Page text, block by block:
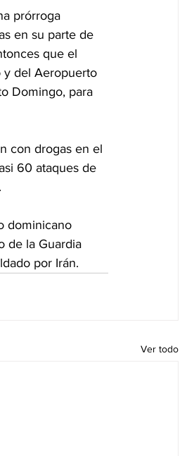
prórroga
en su parte de
que el
y del Aeropuerto
Domingo, para
con drogas en el
60 ataques de
dominicano
de la Guardia
por Irán.
Ver todo